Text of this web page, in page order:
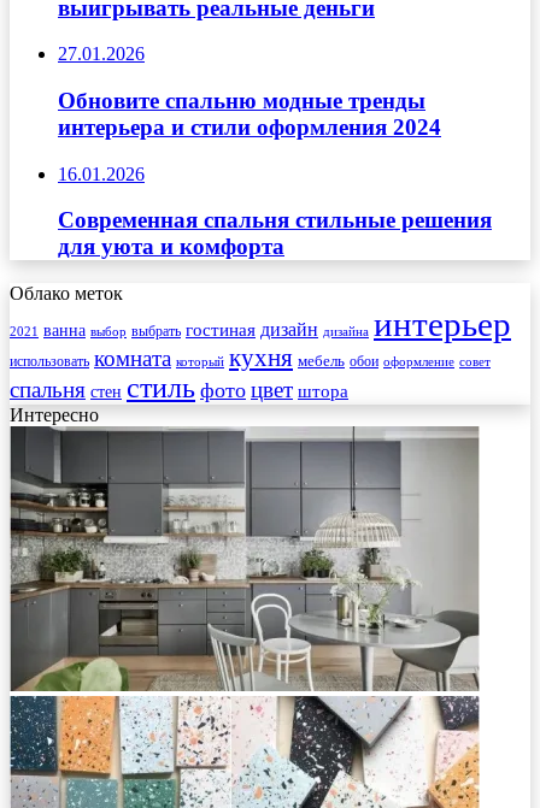
выигрывать реальные деньги
27.01.2026
Обновите спальню модные тренды
интерьера и стили оформления 2024
16.01.2026
Современная спальня стильные решения
для уюта и комфорта
Облако меток
2021 ванна выбор выбрать гостиная дизайн дизайна интерьер
использовать комната который кухня мебель обои оформление совет
спальня стен стиль фото цвет штора
Интересно